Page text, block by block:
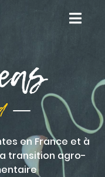
en France et à
transition agro-